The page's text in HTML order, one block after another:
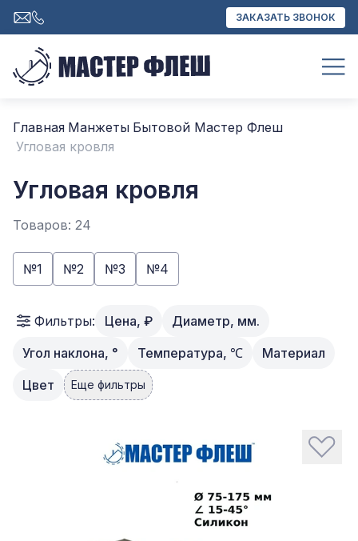
ЗАКАЗАТЬ ЗВОНОК
Главная Манжеты Бытовой Мастер Флеш
Угловая кровля
Угловая кровля
Товаров: 24
№1 №2 №3 №4
Фильтры: Цена, ₽
Диаметр, мм.
Угол наклона, °
Температура, ℃
Материал
Цвет
Еще фильтры